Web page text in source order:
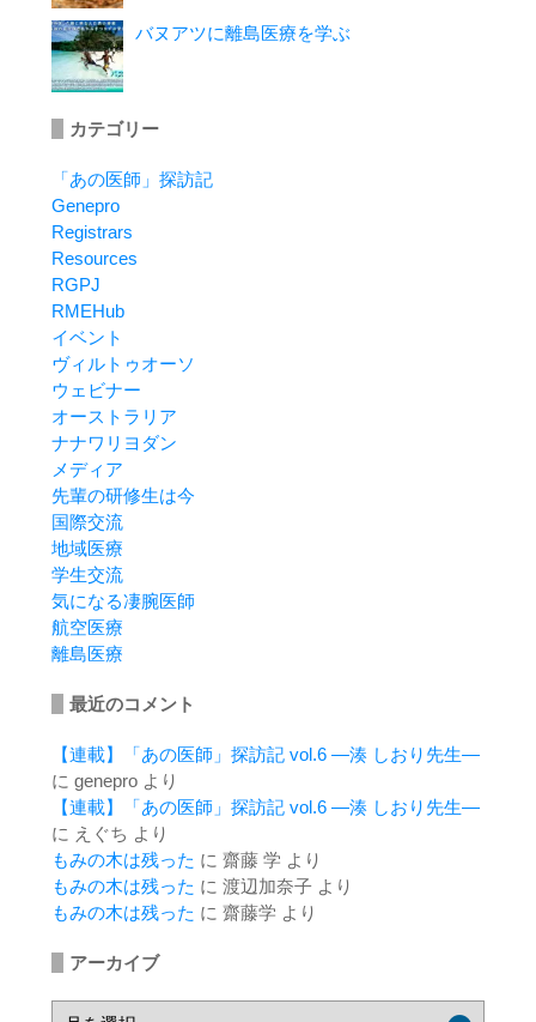
バヌアツに離島医療を学ぶ
カテゴリー
「あの医師」探訪記
Genepro
Registrars
Resources
RGPJ
RMEHub
イベント
ヴィルトゥオーソ
ウェビナー
オーストラリア
ナナワリヨダン
メディア
先輩の研修生は今
国際交流
地域医療
学生交流
気になる凄腕医師
航空医療
離島医療
最近のコメント
【連載】「あの医師」探訪記 vol.6 ―湊 しおり先生―
に geneproより
【連載】「あの医師」探訪記 vol.6 ―湊 しおり先生―
に えぐち より
もみの木は残った に 齋藤 学 より
もみの木は残った に 渡辺加奈子より
もみの木は残った に 齋藤学 より
アーカイブ